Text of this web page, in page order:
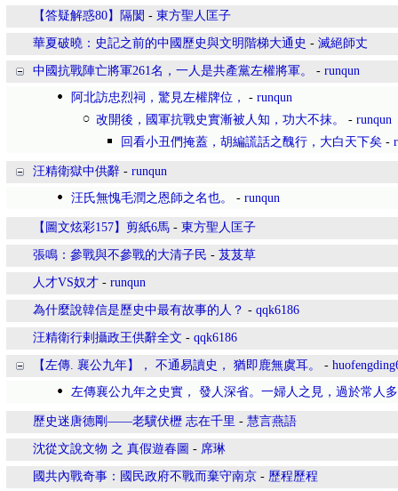
【答疑解惑80】隔閡 - 東方聖人匡子
華夏破曉：史記之前的中國歷史與文明階梯大通史 - 滅絕師丈
中國抗戰陣亡將軍261名，一人是共產黨左權將軍。 - runqun
阿北訪忠烈祠，驚見左權牌位，
- runqun
改開後，國軍抗戰史實漸被人知，功大不抹。
- runqun
回看小丑們掩蓋，胡編謊話之醜行，大白天下矣 -
汪精衛獄中供辭 - runqun
汪氏無愧毛潤之恩師之名也。
- runqun
【圖文炫彩157】剪紙6馬 - 東方聖人匡子
張鳴：參戰與不參戰的大清子民 - 芨芨草
人才VS奴才 - runqun
為什麼說韓信是歷史中最有故事的人？ - qqk6186
汪精衛行剌攝政王供辭全文 - qqk6186
【左傳. 襄公九年】， 不通易讀史， 猶即鹿無虞耳。 -
左傳襄公九年之史實， 發人深省。一婦人之見，過於常人
歷史迷唐德剛——老驥伏櫪 志在千里 - 慧言燕語
沈從文說文物 之 真假遊春圖 - 席琳
國共內戰奇事：國民政府不戰而棄守南京 - 歷程歷程